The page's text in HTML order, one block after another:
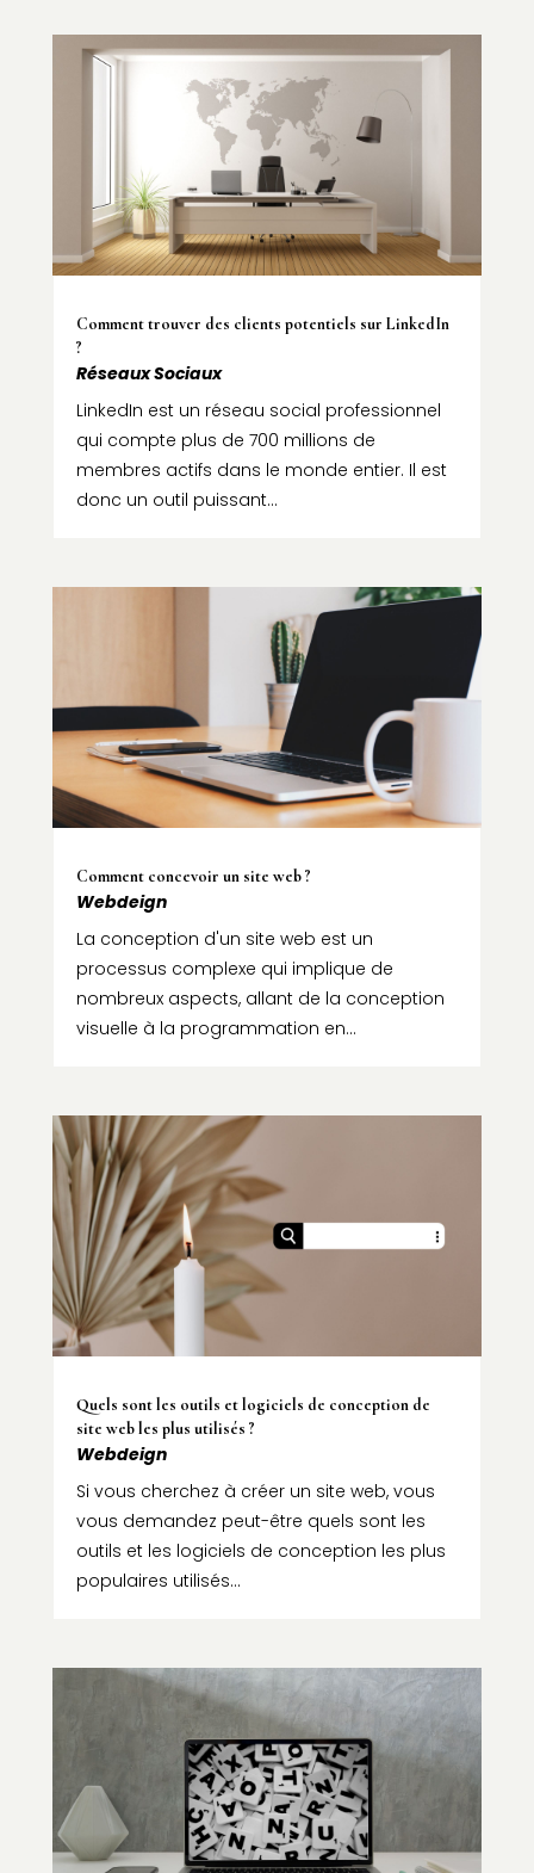
Comment trouver des clients potentiels sur LinkedIn
?
Réseaux Sociaux
LinkedIn est un réseau social professionnel
qui compte plus de 700 millions de
membres actifs dans le monde entier. Il est
donc un outil puissant...
Comment concevoir un site web ?
Webdeign
La conception d'un site web est un
processus complexe qui implique de
nombreux aspects, allant de la conception
visuelle à la programmation en...
Quels sont les outils et logiciels de conception de
site web les plus utilisés ?
Webdeign
Si vous cherchez à créer un site web, vous
vous demandez peut-être quels sont les
outils et les logiciels de conception les plus
populaires utilisés...